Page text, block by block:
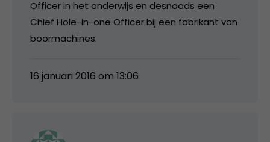
Officer in het onderwijs en desnoods een
Chief Hole-in-one Officer bij een fabrikant van
boormachines.
16 januari 2016 om 13:06